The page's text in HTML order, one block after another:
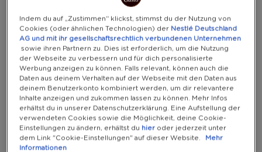
STAMPIX 10 RETRO-
Indem du auf „Zustimmen“ klickst, stimmst du der Nutzung von
Cookies (oder ähnlichen Technologien) der Nestlé Deutschland
AG und mit ihr gesellschaftsrechtlich verbundenen Unternehmen
sowie ihren Partnern zu. Dies ist erforderlich, um die Nutzung
der Webseite zu verbessern und für dich personalisierte
Werbung anzeigen zu können. Falls relevant, können auch die
Daten aus deinem Verhalten auf der Webseite mit den Daten aus
deinem Benutzerkonto kombiniert werden, um dir relevantere
Inhalte anzeigen und zukommen lassen zu können. Mehr Infos
erhältst du in unserer Datenschutzerklärung. Eine Aufstellung der
verwendeten Cookies sowie die Möglichkeit, deine Cookie-
Einstellungen zu ändern, erhältst du hier oder jederzeit unter
dem Link "Cookie-Einstellungen" auf dieser Website.
Mehr
Informationen